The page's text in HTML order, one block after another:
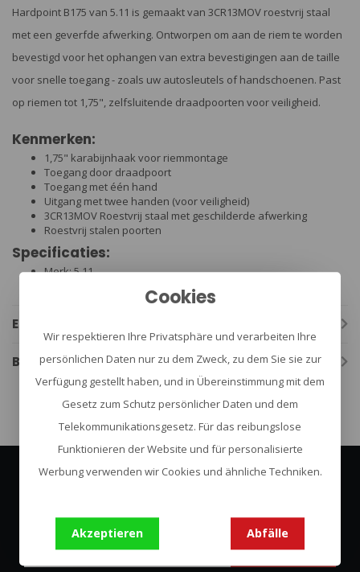
Hardpoint B175 van 5.11 is gemaakt van 3CR13MOV roestvrij staal
met een geverfde afwerking. Ontworpen om aan de riem te worden
bevestigd voor het ophangen van extra bevestigingen aan de taille
voor snelle toegang - zoals uw autosleutels of handschoenen. Past
op riemen tot 1,75", zelfsluitende draadpoorten voor veiligheid.
Kenmerken:
1,75" karabijnhaak voor riemmontage
Toegang door draadpoort
Toegang met één hand
Uitgang met twee handen (voor veiligheid)
3CR13MOV Roestvrij staal met geschilderde afwerking
Roestvrij stalen poorten
Specificaties:
Merk: 5.11
Kleur: Black of Kangaroo (coyote)
Eigenschaften
Bewertungen
Bleibe auf dem Laufenden mit unseren Newsletter-Angeboten
Abonnieren
Cookies
Wir respektieren Ihre Privatsphäre und verarbeiten Ihre
persönlichen Daten nur zu dem Zweck, zu dem Sie sie zur
Verfügung gestellt haben, und in Übereinstimmung mit dem
Gesetz zum Schutz persönlicher Daten und dem
Telekommunikationsgesetz. Für das reibungslose
Funktionieren der Website und für personalisierte
Werbung verwenden wir Cookies und ähnliche Techniken.
Akzeptieren Abfälle